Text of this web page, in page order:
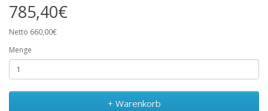
785,40€
Netto 660,00€
Menge
+ Warenkorb